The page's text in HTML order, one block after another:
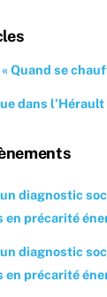
Quand se
dans l’Hérault
diagnostic
en précarité
diagnostic
en précarité